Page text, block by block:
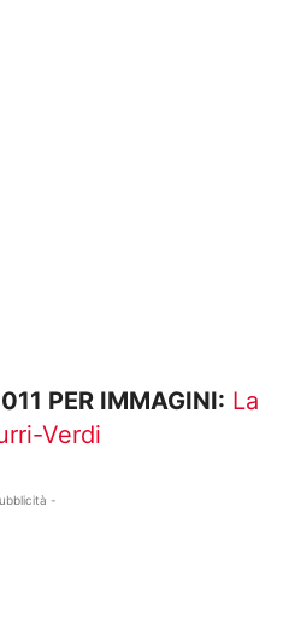
PER IMMAGINI: La
Verdi
-